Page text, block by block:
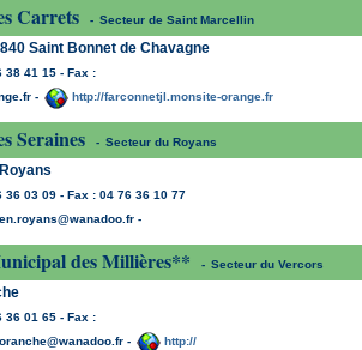
Carrets - Secteur de Saint Marcellin
Saint Bonnet de Chavagne
38 41 15 - Fax :
-
http://farconnetjl.monsite-orange.fr
Seraines - Secteur du Royans
36 03 09 - Fax : 04 76 36 10 77
-
des Millières** - Secteur du Vercors
36 01 65 - Fax :
-
http://